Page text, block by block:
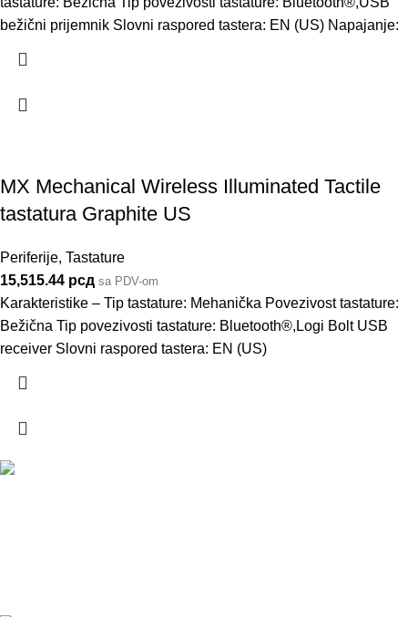
bežični prijemnik Slovni raspored tastera: EN (US) Napajanje:
MX Mechanical Wireless Illuminated Tactile
tastatura Graphite US
Periferije, Tastature
15,515.44 рсд sa PDV-om
Karakteristike – Tip tastature: Mehanička Povezivost tastature:
Bežična Tip povezivosti tastature: Bluetooth®,Logi Bolt USB
receiver Slovni raspored tastera: EN (US)